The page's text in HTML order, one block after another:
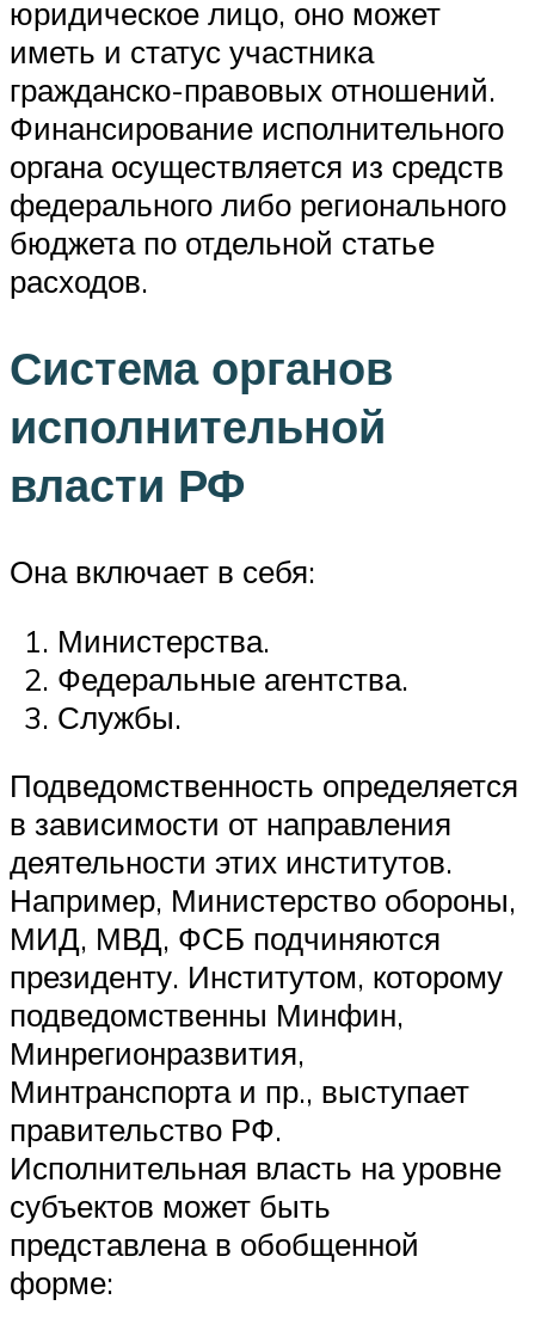
юридическое лицо, оно может
иметь и статус участника
гражданско-правовых отношений.
Финансирование исполнительного
органа осуществляется из средств
федерального либо регионального
бюджета по отдельной статье
расходов.
Система органов
исполнительной
власти РФ
Она включает в себя:
Министерства.
Федеральные агентства.
Службы.
Подведомственность определяется
в зависимости от направления
деятельности этих институтов.
Например, Министерство обороны,
МИД, МВД, ФСБ подчиняются
президенту. Институтом, которому
подведомственны Минфин,
Минрегионразвития,
Минтранспорта и пр., выступает
правительство РФ.
Исполнительная власть на уровне
субъектов может быть
представлена в обобщенной
форме: